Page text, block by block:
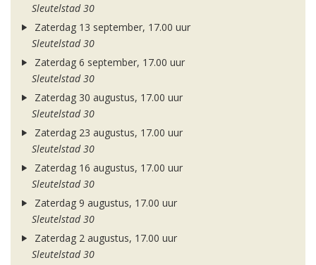
Sleutelstad 30
Zaterdag 13 september, 17.00 uur
Sleutelstad 30
Zaterdag 6 september, 17.00 uur
Sleutelstad 30
Zaterdag 30 augustus, 17.00 uur
Sleutelstad 30
Zaterdag 23 augustus, 17.00 uur
Sleutelstad 30
Zaterdag 16 augustus, 17.00 uur
Sleutelstad 30
Zaterdag 9 augustus, 17.00 uur
Sleutelstad 30
Zaterdag 2 augustus, 17.00 uur
Sleutelstad 30